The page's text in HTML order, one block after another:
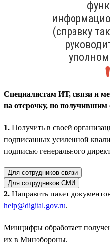
(справку
Специалистам ИТ, связи и
на отсрочку, но получившим
1. Получить в своей
подписанных усиленной
подписью генерального
Для сотрудников связи
Для сотрудников СМИ
2. Направить пакет
help@digital.gov.ru.
Минцифры обработает
их в Минобороны.